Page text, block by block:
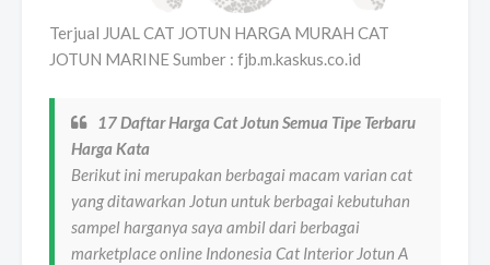
Terjual JUAL CAT JOTUN HARGA MURAH CAT
JOTUN MARINE Sumber : fjb.m.kaskus.co.id
17 Daftar Harga Cat Jotun Semua Tipe Terbaru
Harga Kata
Berikut ini merupakan berbagai macam varian cat
yang ditawarkan Jotun untuk berbagai kebutuhan
sampel harganya saya ambil dari berbagai
marketplace online Indonesia Cat Interior Jotun A